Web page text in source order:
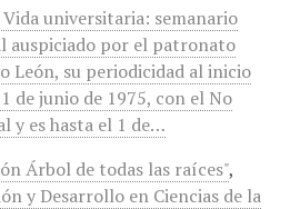
universitaria: semanario
por el patronato
León, su periodicidad al inicio
de junio de 1975, con el No
y es hasta el 1 de…
Árbol de todas las raíces",
y Desarrollo en Ciencias de la